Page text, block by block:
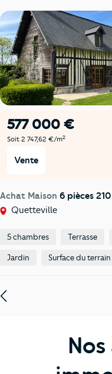
577 000 €
Soit 2 747,62 €/m2
Vente
Achat Maison 6 pièces
Quetteville
5 chambres Terrasse
Jardin Surface du